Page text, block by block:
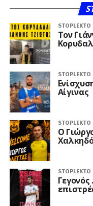
STOPLEKTO
Τον
STOPLEKTO
Αίγινας
STOPLEKTO
Ο
STOPLEKTO
Γεγονός